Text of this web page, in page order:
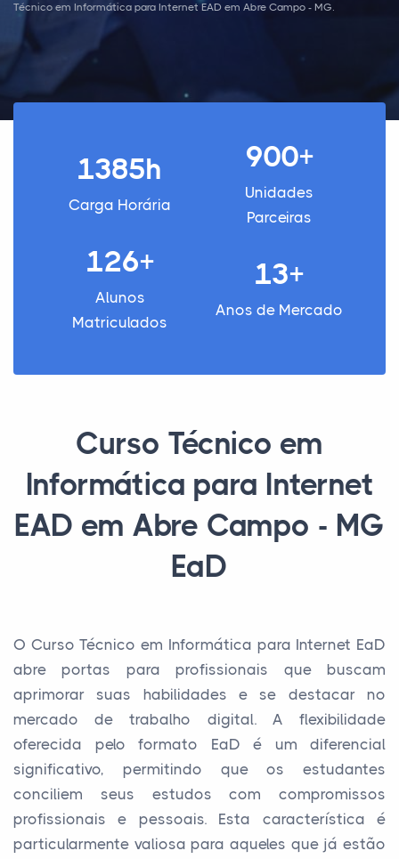
Técnico em Informática para Internet EAD em Abre Campo - MG.
1385h
Carga Horária
900+
Unidades
Parceiras
126+
Alunos
Matriculados
13+
Anos de Mercado
Curso Técnico em
Informática para Internet
EAD em Abre Campo - MG
EaD
O Curso Técnico em Informática para Internet EaD
abre portas para profissionais que buscam
aprimorar suas habilidades e se destacar no
mercado de trabalho digital. A flexibilidade
oferecida pelo formato EaD é um diferencial
significativo, permitindo que os estudantes
conciliem seus estudos com compromissos
profissionais e pessoais. Esta característica é
particularmente valiosa para aqueles que já estão